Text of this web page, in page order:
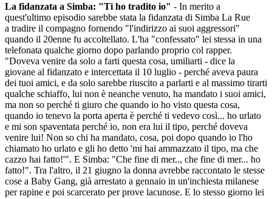
La fidanzata a Simba: "Ti ho tradito io" - In merito a
quest'ultimo episodio sarebbe stata la fidanzata di Simba La Rue
a tradire il compagno fornendo "l'indirizzo ai suoi aggressori"
quando il 20enne fu accoltellato. L'ha "confessato" lei stessa in una
telefonata qualche giorno dopo parlando proprio col rapper.
"Doveva venire da solo a farti questa cosa, umiliarti - dice la
giovane al fidanzato e intercettata il 10 luglio - perché aveva paura
dei tuoi amici, e da solo sarebbe riuscito a parlarti e al massimo tirarti
qualche schiaffo, lui non è neanche venuto, ha mandato i suoi amici,
ma non so perché ti giuro che quando io ho visto questa cosa,
quando io tenevo la porta aperta è perché ti vedevo così... ho urlato
e mi son spaventata perché io, non era lui il tipo, perché doveva
venire lui! Non so chi ha mandato, cosa, poi dopo quando io l'ho
chiamato ho urlato e gli ho detto 'mi hai ammazzato il tipo, ma che
cazzo hai fatto!'". E Simba: "Che fine di mer.., che fine di mer... ho
fatto!". Tra l'altro, il 21 giugno la donna avrebbe raccontato le stesse
cose a Baby Gang, già arrestato a gennaio in un'inchiesta milanese
per rapine e poi scarcerato per prove lacunose. E lo stesso giorno lei